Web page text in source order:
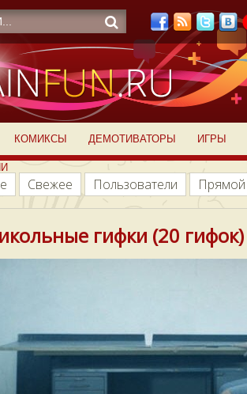
КОМИКСЫ ДЕМОТИВАТОРЫ ИГРЫ
Свежее Пользователи
гифки (20